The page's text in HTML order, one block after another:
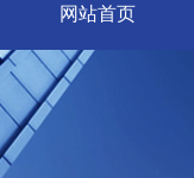
网站首页